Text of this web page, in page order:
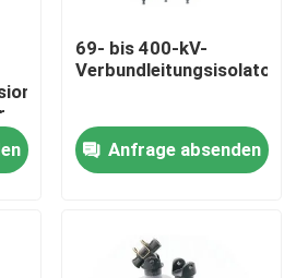
69- bis 400-kV-
Verbundleitungsisolator
Anfrage absenden